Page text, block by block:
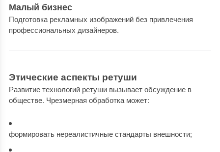
Малый бизнес
Подготовка рекламных изображений без привлечения
профессиональных дизайнеров.
Этические аспекты ретуши
Развитие технологий ретуши вызывает обсуждение в
обществе. Чрезмерная обработка может:
формировать нереалистичные стандарты внешности;